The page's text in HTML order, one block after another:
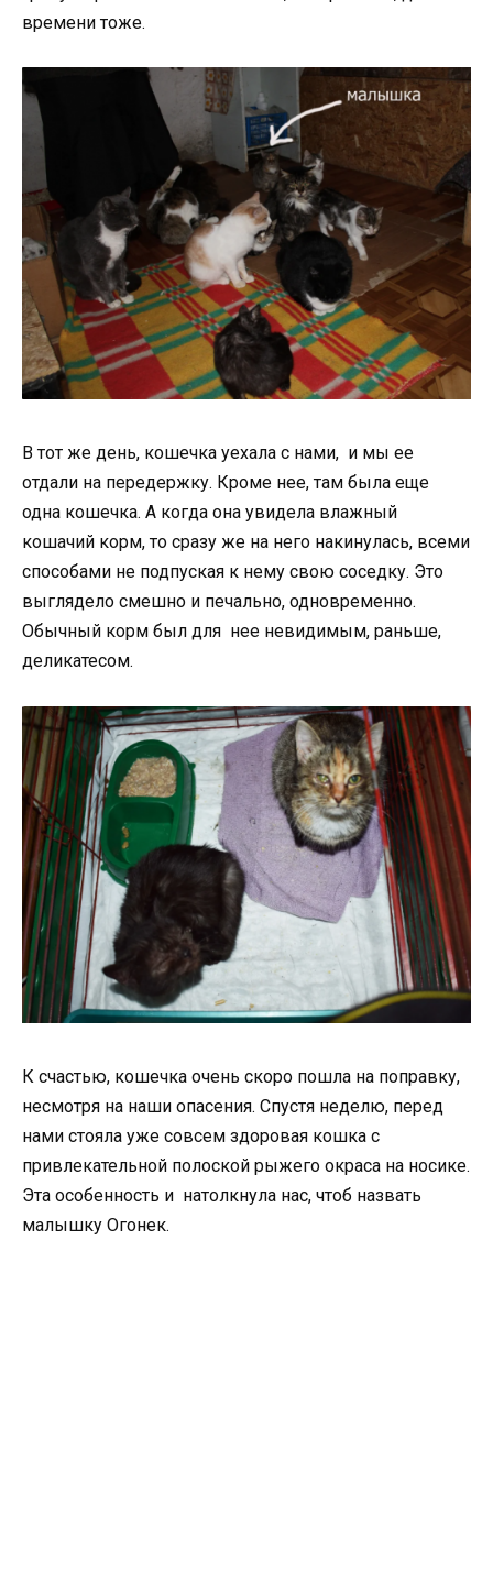
времени тоже.
В тот же день, кошечка уехала с нами, и мы ее
отдали на передержку. Кроме нее, там была еще
одна кошечка. А когда она увидела влажный
кошачий корм, то сразу же на него накинулась, всеми
способами не подпуская к нему свою соседку. Это
выглядело смешно и печально, одновременно.
Обычный корм был для нее невидимым, раньше,
деликатесом.
К счастью, кошечка очень скоро пошла на поправку,
несмотря на наши опасения. Спустя неделю, перед
нами стояла уже совсем здоровая кошка с
привлекательной полоской рыжего окраса на носике.
Эта особенность и натолкнула нас, чтоб назвать
малышку Огонек.